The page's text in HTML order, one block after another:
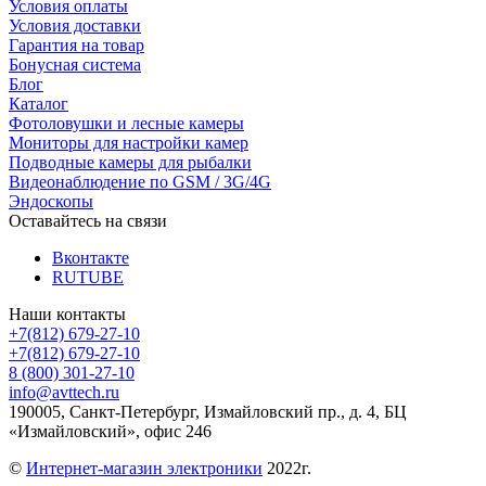
Условия оплаты
Условия доставки
Гарантия на товар
Бонусная система
Блог
Каталог
Фотоловушки и лесные камеры
Мониторы для настройки камер
Подводные камеры для рыбалки
Видеонаблюдение по GSM / 3G/4G
Эндоскопы
Оставайтесь на связи
Вконтакте
RUTUBE
Наши контакты
+7(812) 679-27-10
+7(812) 679-27-10
8 (800) 301-27-10
info@avttech.ru
190005, Санкт-Петербург, Измайловский пр., д. 4, БЦ
«Измайловский», офис 246
© Интернет-магазин электроники 2022г.